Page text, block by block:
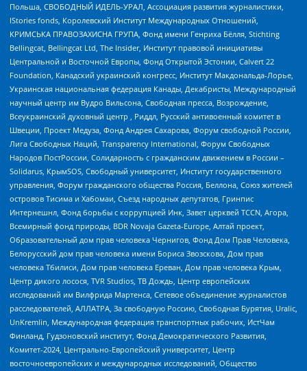
Польша, СВОБОДНЫЙ ИДЕЛЬ-УРАЛ, Ассоциация развития журналистики,
IStories fonds, Королевский Институт Международных Отношений,
КРИМСЬКА ПРАВОЗАХИСНА ГРУПА, Фонд имени Генриха Бёлля, Stichting
Bellingcat, Bellingcat Ltd, The Insider, Институт правовой инициативы
Центральной и Восточной Европы, Фонд Открытой Эстонии, Calvert 22
Foundation, Канадский украинский конгресс, Институт Макдональда-Лорье,
Украинская национальная федерация Канады, Декабристы, Международный
научный центр им Вудро Вильсона, Свободная пресса, Возрождение,
Всеукраинский духовный центр , Риддл, Русский антивоенный комитет в
Швеции, Проект Медуза, Фонд Андрея Сахарова, Форум свободной России,
Лига Свободных Наций, Transparеncy International, Форум Свободных
Народов ПостРоссии, Солидарность с гражданским движением в России –
Solidarus, КрымSOS, Свободный университет, Институт государственного
управления, Форум гражданского общества Россия, Беллона, Союз жителей
островов Тисима и Хабомаи, Съезд народных депутатов, Гринпис
Интернешнл, Фонд борьбы с коррупцией Инк, Завет церквей TCCN, Агора,
Всемирный фонд природы, BDR Novaja Gazeta-Europe, Алтай проект,
Образовательный дом прав человека Чернигов, Фонд Дом Прав Человека,
Белорусский дом прав человека имени Бориса Звозскова, Дом прав
человека Тбилиси, Дом прав человека Ереван, Дом прав человека Крым,
Центр дикого лосося, TVR Studios, ТВ Дождь, Центр европейских
исследований им Вилфрида Мартенса, Сетевое объединение журналистов
расследователей, АЛЛАТРА, За свободную Россию, Свободная Бурятия, Uralic,
UnKremlin, Международная федерация транспортных рабочих, ИстЧам
Финланд, Гудзоновский институт, Фонд Демократического Развития,
Комитет-2024, Центрально-Европейский университет, Центр
восточноевропейских и международных исследований, Общество